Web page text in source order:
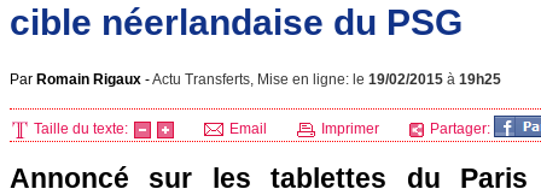
cible néerlandaise du PSG
Par Romain Rigaux -Actu Transferts, Mise en ligne: le 19/02/2015 à 19h25
Taille du texte: Email Imprimer Partager:
Annoncé sur les tablettes du Paris